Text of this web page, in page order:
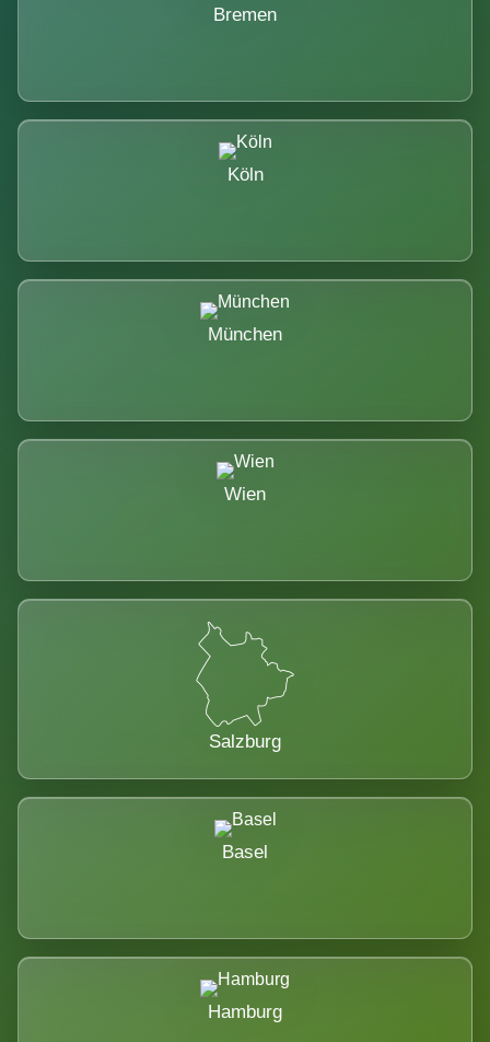
Bremen
Köln
München
Wien
Salzburg
Basel
Hamburg